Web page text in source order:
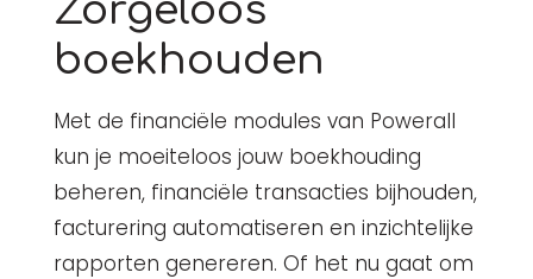
Zorgeloos
boekhouden
Met de financiële modules van Powerall
kun je moeiteloos jouw boekhouding
beheren, financiële transacties bijhouden,
facturering automatiseren en inzichtelijke
rapporten genereren. Of het nu gaat om